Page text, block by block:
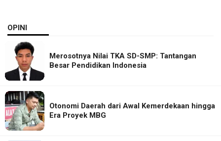
OPINI
Merosotnya Nilai TKA SD-SMP: Tantangan
Besar Pendidikan Indonesia
Otonomi Daerah dari Awal Kemerdekaan hingga
Era Proyek MBG